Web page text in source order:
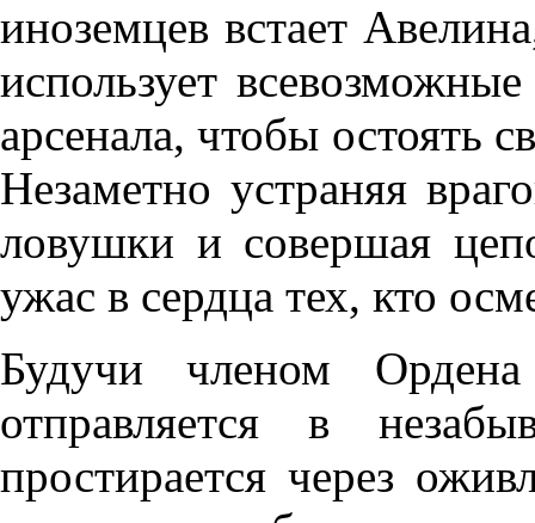
иноземцев встает
использует
арсенала, чтобы остоять
Незаметно устраняя
ловушки и совершая
ужас в сердца тех, кто
Будучи членом
отправляется в
простирается через